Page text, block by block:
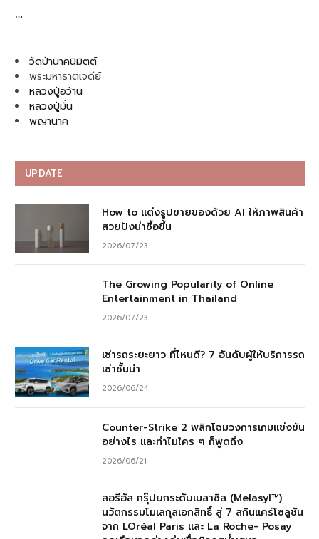
…
วัดป่านาคนิมิตต์
พระมหาธาตเจดีย์
หลวงปู่อว้าน
หลวงปู่มั่น
พญานาค
UPDATE
How to แต่งรูปขายของด้วย AI ให้ภาพสินค้า
สวยปังน่าซื้อขึ้น
2026/07/23
The Growing Popularity of Online
Entertainment in Thailand
2026/07/23
เช่ารถระยะยาว ที่ไหนดี? 7 อันดับผู้ให้บริการรถ
เช่าชั้นนำ
2026/06/24
Counter-Strike 2 พลิกโฉมวงการเกมแข่งขัน
อย่างไร และทำไมใคร ๆ ก็พูดถึง
2026/06/21
ลอรีอัล กรุ๊ปยกระดับเมลาซิล (Melasyl™)
นวัตกรรมโมเลกุลเอกสิทธิ์ สู่ 7 สกินแคร์โซลูชัน
จาก LOréal Paris และ La Roche- Posay